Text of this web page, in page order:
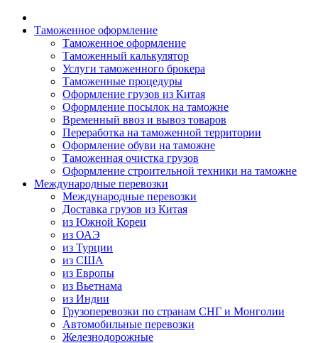
Таможенное оформление
Таможенное оформление
Таможенный калькулятор
Услуги таможенного брокера
Таможенные процедуры
Оформление грузов из Китая
Оформление посылок на таможне
Временный ввоз и вывоз товаров
Переработка на таможенной территории
Оформление обуви на таможне
Таможенная очистка грузов
Оформление строительной техники на таможне
Международные перевозки
Международные перевозки
Доставка грузов из Китая
из Южной Кореи
из ОАЭ
из Турции
из США
из Европы
из Вьетнама
из Индии
Грузоперевозки по странам СНГ и Монголии
Автомобильные перевозки
Железнодорожные